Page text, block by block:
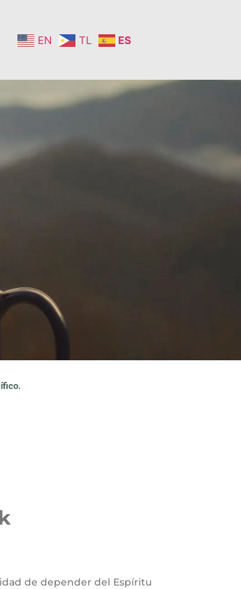
EN TL ES
de depender del Espíritu